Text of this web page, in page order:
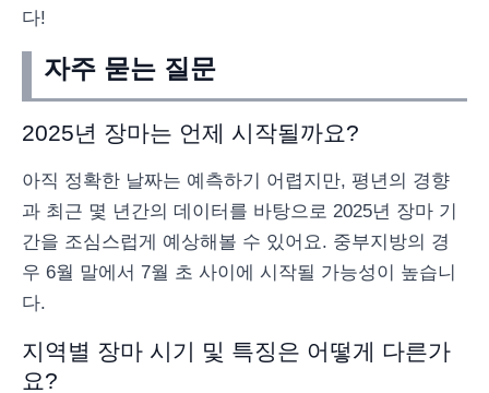
다!
자주 묻는 질문
2025년 장마는 언제 시작될까요?
아직 정확한 날짜는 예측하기 어렵지만, 평년의 경향
과 최근 몇 년간의 데이터를 바탕으로 2025년 장마 기
간을 조심스럽게 예상해볼 수 있어요. 중부지방의 경
우 6월 말에서 7월 초 사이에 시작될 가능성이 높습니
다.
지역별 장마 시기 및 특징은 어떻게 다른가
요?